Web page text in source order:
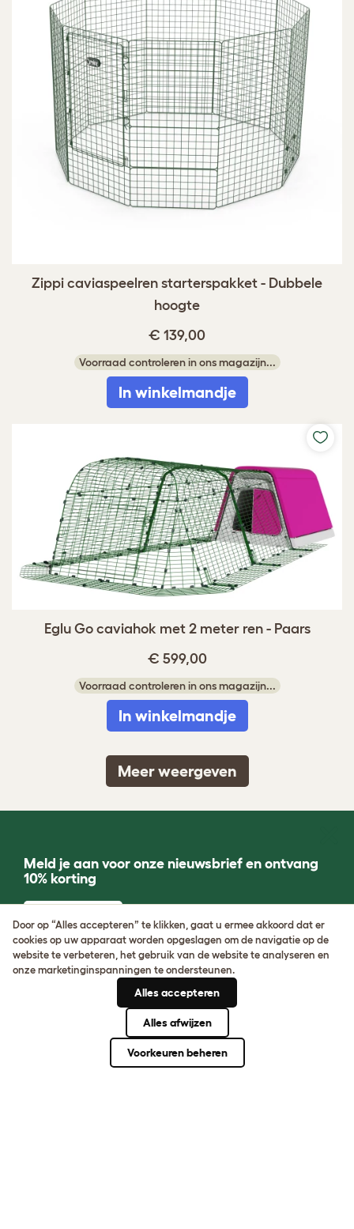
Zippi caviaspeelren starterspakket - Dubbele
hoogte
€ 139,00
Voorraad controleren in ons magazijn...
In winkelmandje
Eglu Go caviahok met 2 meter ren - Paars
€ 599,00
Voorraad controleren in ons magazijn...
In winkelmandje
Meer weergeven
Meld je aan voor onze nieuwsbrief en ontvang
10% korting
Door op “Alles accepteren” te klikken, gaat u ermee akkoord dat er
cookies op uw apparaat worden opgeslagen om de navigatie op de
website te verbeteren, het gebruik van de website te analyseren en
onze marketinginspanningen te ondersteunen.
Alles accepteren
Alles afwijzen
Voorkeuren beheren